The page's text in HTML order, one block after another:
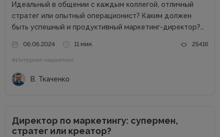
Идеальный в общении с каждым коллегой, отличный
стратег или опытный операционист? Каким должен
быть успешный и продуктивный маркетинг-директор?
Directors Day рассказал Виталий Ткаченко. Виталий –
соучредитель Tkachenko & Myroniuk Marketing Agency,
имеет огромный опыт...
06.06.2024 11 мин. 25416
#Интернет-маркетинг
В. Ткаченко
Директор по маркетингу: супермен,
стратег или креатор?